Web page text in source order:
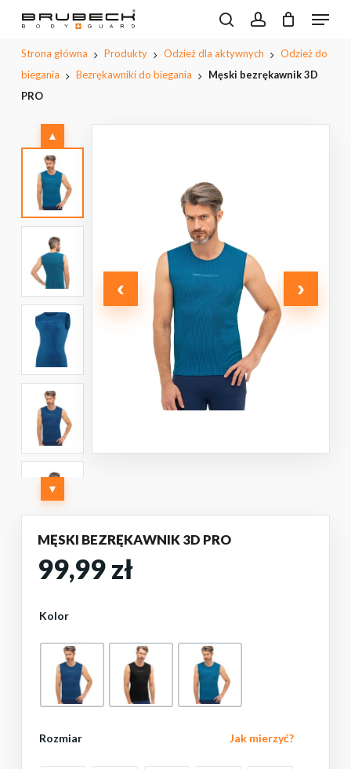
głównej
Wyszukiwarka
Menu
Strona główna Produkty Odzież dla aktywnych
Odzież do
biegania
Bezrękawniki do biegania
Męski bezrękawnik 3D
PRO
▲
▼
‹ ›
MĘSKI BEZRĘKAWNIK 3D PRO
99,99zł
Kolor
Rozmiar Jak mierzyć?
„Męski bezrękawnik 3D PRO”